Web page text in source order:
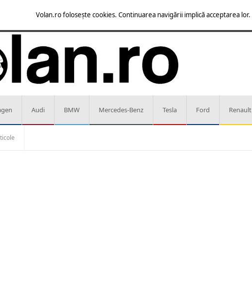
Audi BMW Mercedes-Benz Tesla Ford Renault
Volan.ro folosește cookies. Continuarea navigării implică acceptarea lor.